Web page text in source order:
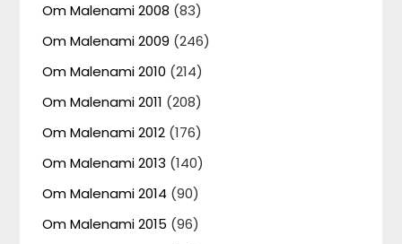
Om Malenami 2008 (83)
Om Malenami 2009 (246)
Om Malenami 2010 (214)
Om Malenami 2011 (208)
Om Malenami 2012 (176)
Om Malenami 2013 (140)
Om Malenami 2014 (90)
Om Malenami 2015 (96)